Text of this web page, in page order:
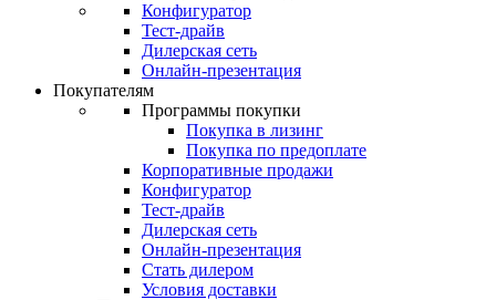
Конфигуратор
Тест-драйв
Дилерская сеть
Онлайн-презентация
Покупателям
Программы покупки
Покупка в лизинг
Покупка по предоплате
Корпоративные продажи
Конфигуратор
Тест-драйв
Дилерская сеть
Онлайн-презентация
Стать дилером
Условия доставки